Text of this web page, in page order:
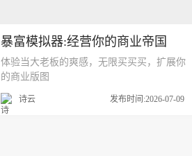
暴富模拟器:经营你的商业帝国
体验当大老板的爽感，无限买买买，扩展你
的商业版图
诗云 发布时间:2026-07-09